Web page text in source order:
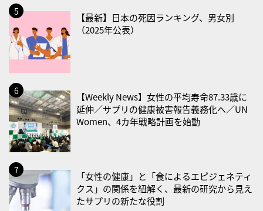
2026/08/25(火)
2026/08/26(水)
・風呂の日
2026/08/29(土)
・筋肉強化の日
2026/08/30(日)
・ＥＰＡの日
2026/08/31(月)
・菜の日
・血管内破砕術（IVL）の日
【最新】日本の死因ランキング、男女別
（2025年公表）
【Weekly News】女性の平均寿命87.33歳に
延伸／サプリの健康被害報告義務化へ／UN
Women、4カ年戦略計画を始動
「女性の健康」と「食によるエピジェネティ
クス」の関係を紐解く、最新の研究から見え
たサプリの新たな役割